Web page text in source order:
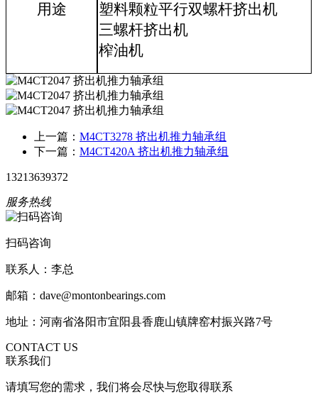
用途
塑料颗粒平行双螺杆挤出机
三螺杆挤出机
榨油机
上一篇： M4CT3278 挤出机推力轴承组
下一篇： M4CT420A 挤出机推力轴承组
13213639372
服务热线
扫码咨询
联系人：李总
邮箱：dave@montonbearings.com
地址：河南省洛阳市宜阳县香鹿山镇牌窑村振兴路7号
CONTACT US
联系我们
请填写您的需求，我们将会尽快与您取得联系